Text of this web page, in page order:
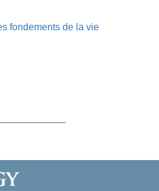
fondements de la vie